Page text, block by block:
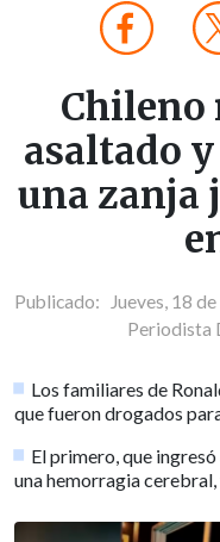
Chileno
asaltado
una zanja
Publicado: Jueves, 18
Periodista
Los familiares de
que fueron drogados
El primero, que
una hemorragia